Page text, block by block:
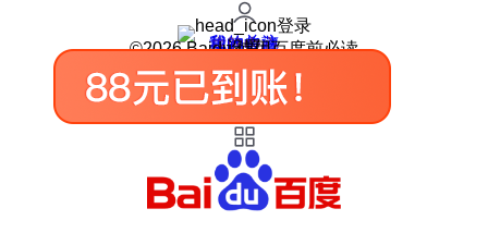
登录
我的关注
我的收藏
皮肤中心
用户反馈
设置
©2026 Baidu 使用百度前必读